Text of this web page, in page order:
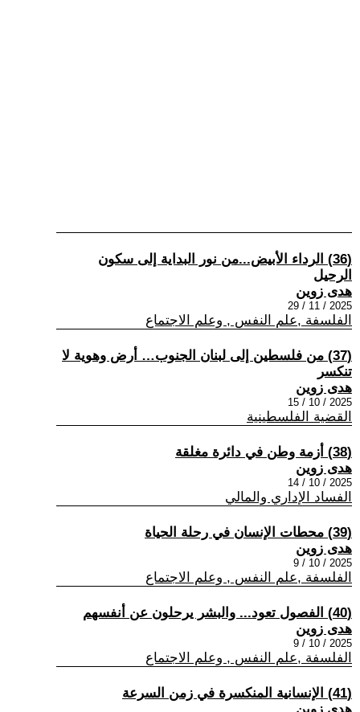
(36) الرداء الأبيض...من نور البداية إلى سكون
الرحيل
هدى زوين
2025 / 11 / 29
الفلسفة ,علم النفس , وعلم الاجتماع
(37) من فلسطين إلى لبنان الجنوب… أرض وهوية لا
تنكسر
هدى زوين
2025 / 10 / 15
القضية الفلسطينية
(38) أزمة وطن في دائرة مغلقة
هدى زوين
2025 / 10 / 14
الفساد الإداري والمالي
(39) محطات الإنسان في رحلة الحياة
هدى زوين
2025 / 10 / 9
الفلسفة ,علم النفس , وعلم الاجتماع
(40) الفصول تعود... والبشر يرحلون عن أنفسهم
هدى زوين
2025 / 10 / 9
الفلسفة ,علم النفس , وعلم الاجتماع
(41) الإنسانية المنكسرة في زمن السرعة